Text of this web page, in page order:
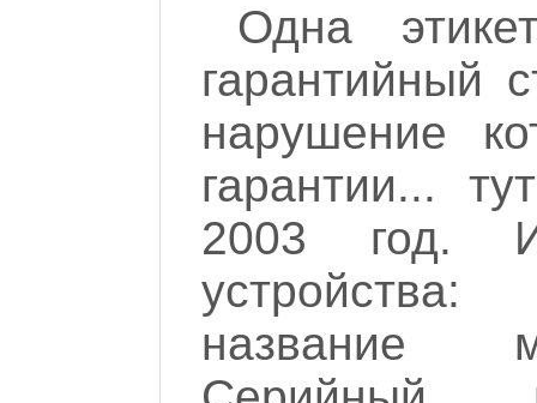
Одна
гарантийный
нарушение
гарантии...
2003 год.
название